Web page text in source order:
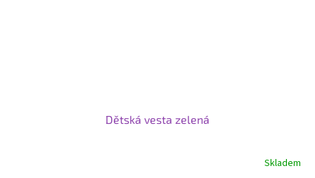
Dětská vesta zelená
Skladem